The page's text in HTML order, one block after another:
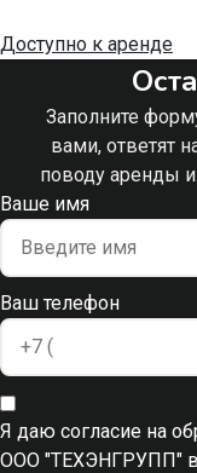
Доступно к аренде
Заполните
вами, ответят
поводу аренды
Ваше имя
Ваш телефон
Я даю согласие на
ООО "ТЕХЭНГРУПП" в